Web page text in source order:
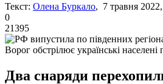
Текст: Олена Буркало, 7 травня
0
21395
Ворог обстрілює українські населені
Два снаряди